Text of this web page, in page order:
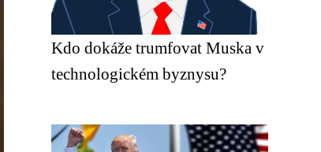
Kdo dokáže trumfovat Muska v
technologickém byznysu?